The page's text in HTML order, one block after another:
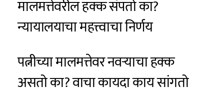
मालमत्तेवरील हक्क संपतो का?
न्यायालयाचा महत्त्वाचा निर्णय
पत्नीच्या मालमत्तेवर नवऱ्याचा हक्क
असतो का? वाचा कायदा काय सांगतो